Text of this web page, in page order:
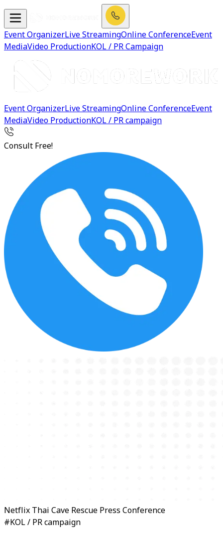
Event OrganizerLive StreamingOnline ConferenceEvent
MediaVideo ProductionKOL / PR Campaign
Event OrganizerLive StreamingOnline ConferenceEvent
MediaVideo ProductionKOL / PR campaign
Consult Free!
Netflix Thai Cave Rescue Press Conference
#KOL / PR campaign